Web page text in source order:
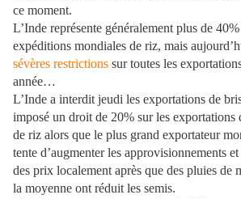
ce moment.
L’Inde représente généralement plus de
expéditions mondiales de riz, mais
sévères restrictions sur toutes les
année…
L’Inde a interdit jeudi les exportations de
imposé un droit de 20% sur les exportations
de riz alors que le plus grand exportateur
tente d’augmenter les approvisionnements
des prix localement après que des pluies de
la moyenne ont réduit les semis.